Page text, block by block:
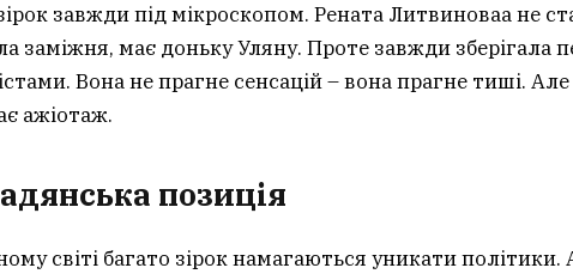
завжди під мікроскопом. Рената Литвиноваа не
заміжня, має доньку Уляну. Проте завжди зберігала
Вона не прагне сенсацій – вона прагне тиші.
ажіотаж.
позиція
світі багато зірок намагаються уникати політики.